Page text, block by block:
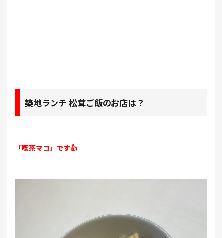
築地ランチ 松茸ご飯のお店は？
「喫茶マコ」です👍